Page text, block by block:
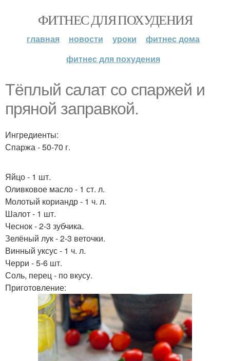
ФИТНЕС ДЛЯ ПОХУДЕНИЯ
главная новости уроки
фитнес дома
фитнес для похудения
Тёплый салат со спаржей и
пряной заправкой.
Ингредиенты:
Спаржа - 50-70 г.
Яйцо - 1 шт.
Оливковое масло - 1 ст. л.
Молотый кориандр - 1 ч. л.
Шалот - 1 шт.
Чеснок - 2-3 зубчика.
Зелёный лук - 2-3 веточки.
Винный уксус - 1 ч. л.
Черри - 5-6 шт.
Соль, перец - по вкусу.
Приготовление: